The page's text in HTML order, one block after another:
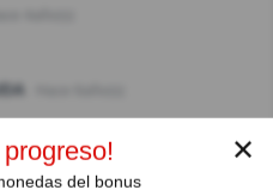
✕
del bonus